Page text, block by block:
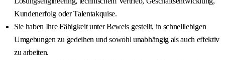
Kundenerfolg oder Talentakquise.
Sie haben Ihre Fähigkeit unter Beweis gestellt, in schnelllebigen
Umgebungen zu gedeihen und sowohl unabhängig als auch effektiv
zu arbeiten.